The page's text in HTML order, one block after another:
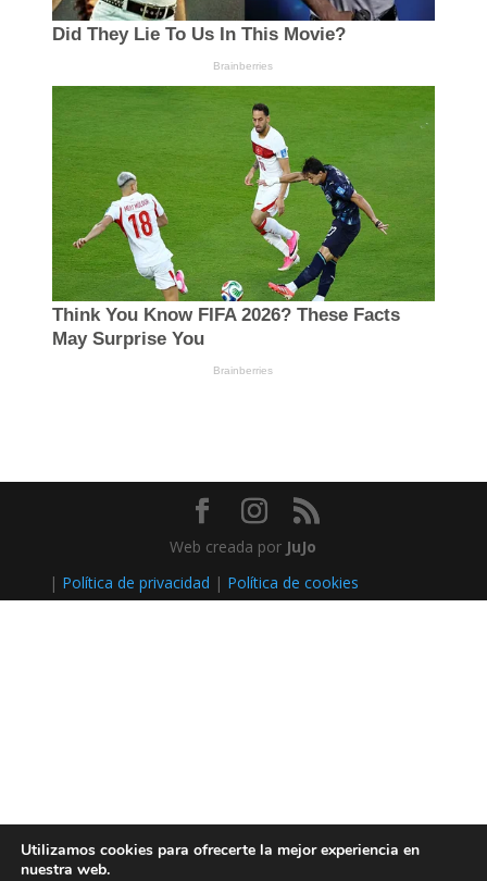
Web creada por JuJo
| Política de privacidad | Política de cookies
Utilizamos cookies para ofrecerte la mejor experiencia en
nuestra web.